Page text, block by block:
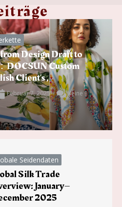
Design Draft to
DOCSUN Custom
Client’s ,
Februar 7, 2025
Keine
Seidendaten
Silk Trade
January–
2025